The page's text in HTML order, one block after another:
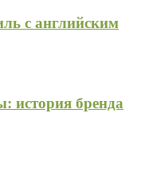
с английским
история бренда